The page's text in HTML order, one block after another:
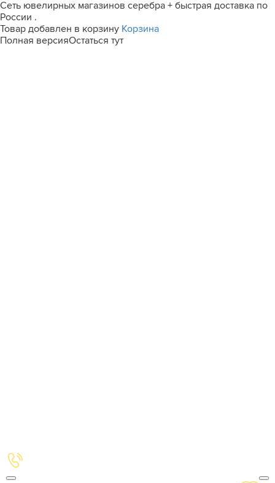
Сеть ювелирных магазинов серебра + быстрая доставка по
России .
Товар добавлен в корзину Корзина
Полная версияОстаться тут